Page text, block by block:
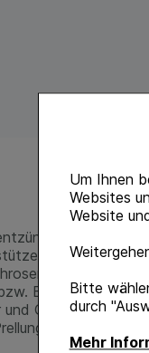
Um Ihnen
Websites
Website
Bitte
durch
Mehr
Entzündung der
Gelenkkapsel),